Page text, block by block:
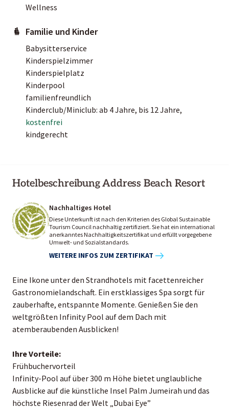
Wellness
Familie und Kinder
Babysitterservice
Kinderspielzimmer
Kinderspielplatz
Kinderpool
familienfreundlich
Kinderclub/Miniclub: ab 4 Jahre, bis 12 Jahre,
kostenfrei
kindgerecht
Hotelbeschreibung Address Beach Resort
Nachhaltiges Hotel
Diese Unterkunft ist nach den Kriterien des Global Sustainable
Tourism Council nachhaltig zertifiziert. Sie hat ein international
anerkanntes Nachhaltigkeitszertifikat und erfüllt vorgegebene
Umwelt- und Sozialstandards.
WEITERE INFOS ZUM ZERTIFIKAT
Eine Ikone unter den Strandhotels mit facettenreicher
Gastronomielandschaft. Ein erstklassiges Spa sorgt für
zauberhafte, entspannte Momente. Genießen Sie den
weltgrößten Infinity Pool auf dem Dach mit
atemberaubenden Ausblicken!
Ihre Vorteile:
Frühbuchervorteil
Infinity-Pool auf über 300 m Höhe bietet unglaubliche
Ausblicke auf die künstliche Insel Palm Jumeirah und das
höchste Riesenrad der Welt „Dubai Eye”